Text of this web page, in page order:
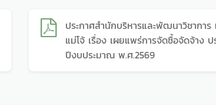
ประกาศสำนักบริหารและพัฒนาวิชากา
แม่โจ้ เรื่อง เผยแพร่การจัดซื้อจัดจ้าง ป
ปีงบประมาณ พ.ศ.2569